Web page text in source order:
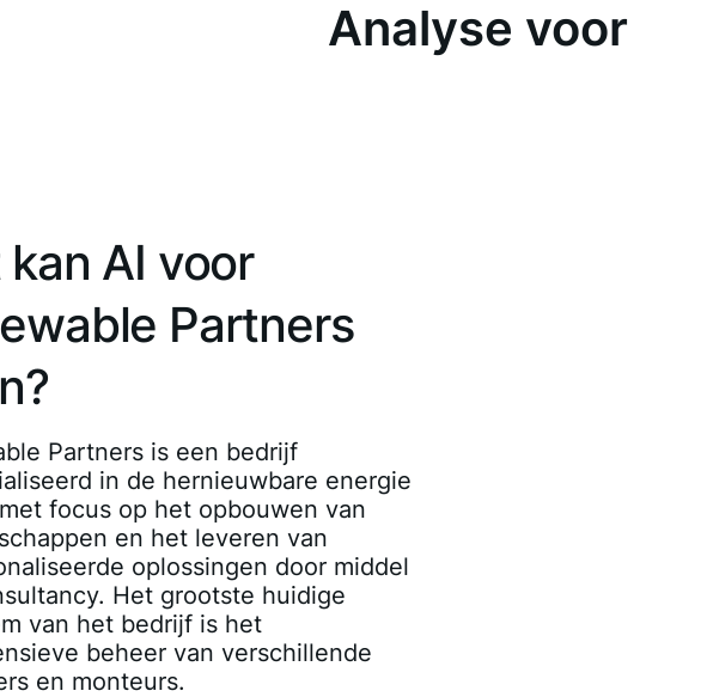
Analyse voor
kan AI voor
Partners
Partners is een bedrijf
in de hernieuwbare energie
focus op het opbouwen van
en het leveren van
oplossingen door middel
Het grootste huidige
van het bedrijf is het
beheer van verschillende
en monteurs.